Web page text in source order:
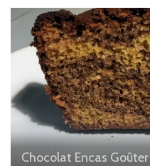
Chocolat Encas Goûter